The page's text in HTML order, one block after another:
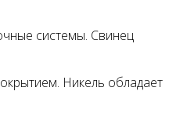
системы. Свинец
Никель обладает